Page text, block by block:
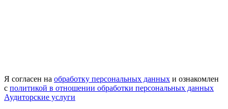
Я согласен на обработку персональных данных и ознакомлен
с политикой в отношении обработки персональных данных
Аудиторские услуги